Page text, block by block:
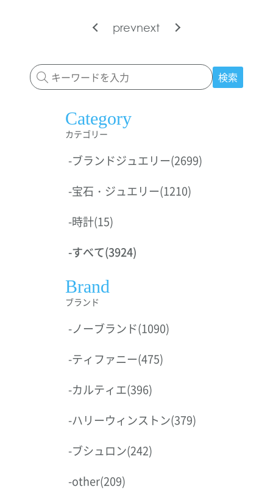
prevnext
検索
Category
カテゴリー
-ブランドジュエリー(2699)
-宝石・ジュエリー(1210)
-時計(15)
-すべて(3924)
Brand
ブランド
-ノーブランド(1090)
-ティファニー(475)
-カルティエ(396)
-ハリーウィンストン(379)
-ブシュロン(242)
-other(209)